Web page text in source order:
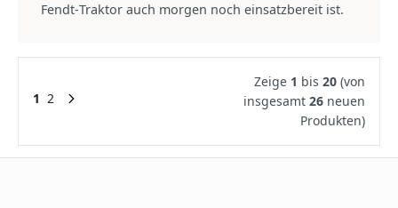
Fendt‑Traktor auch morgen noch einsatzbereit ist.
1 2
Zeige 1 bis 20 (von
insgesamt 26 neuen
Produkten)